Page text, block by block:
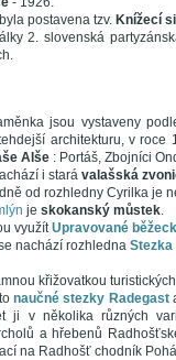
postavena tzv. Knížecí
2. slovenská
jsou vystaveny
architekturu, v
Alše : Portáš, Zbojníci
i stará valašská
od rozhledny Cyrilka je
je skokanský můstek.
využítUpravované
nachází rozhledna Stezka
křižovatkou
naučné stezky Radegast
ji v několika různých
a hřebenů
na Radhošť chodník